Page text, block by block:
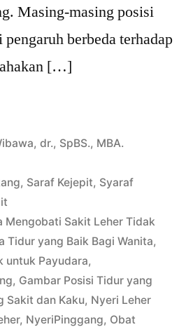
Masing-masing posisi
berbeda terhadap
[…]
dr., SpBS., MBA.
, Saraf Kejepit, Syaraf
Mengobati Sakit Leher Tidak
Tidur yang Baik Bagi Wanita,
untuk Payudara,
, Gambar Posisi Tidur yang
Sakit dan Kaku, Nyeri Leher
, NyeriPinggang, Obat